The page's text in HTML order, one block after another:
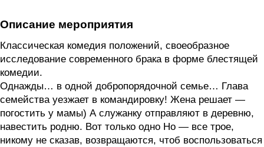
Описание мероприятия
Классическая комедия положений, своеобразное
исследование современного брака в форме блестящей
комедии.
Однажды… в одной добропорядочной семье… Глава
семейства уезжает в командировку! Жена решает —
погостить у мамы) А служанку отправляют в деревню,
навестить родню. Вот только одно Но — все трое,
никому не сказав, возвращаются, чтоб воспользоваться